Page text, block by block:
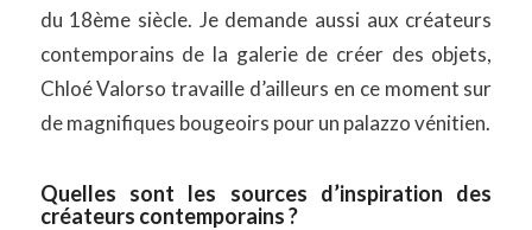
du 18ème siècle. Je demande aussi aux créateurs
contemporains de la galerie de créer des objets,
Chloé Valorso travaille d’ailleurs en ce moment sur
de magnifiques bougeoirs pour un palazzo vénitien.
Quelles sont les sources d’inspiration des
créateurs contemporains ?